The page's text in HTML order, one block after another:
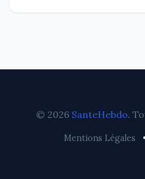
© 2026 SanteHebdo.
Mentions Légales •